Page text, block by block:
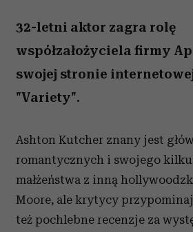
32-letni aktor zagra rolę
współzałożyciela firmy
swojej stronie
"Variety".
Ashton Kutcher znany jest
romantycznych i swojego
małżeństwa z inną
Moore, ale krytycy
też pochlebne recenzje za